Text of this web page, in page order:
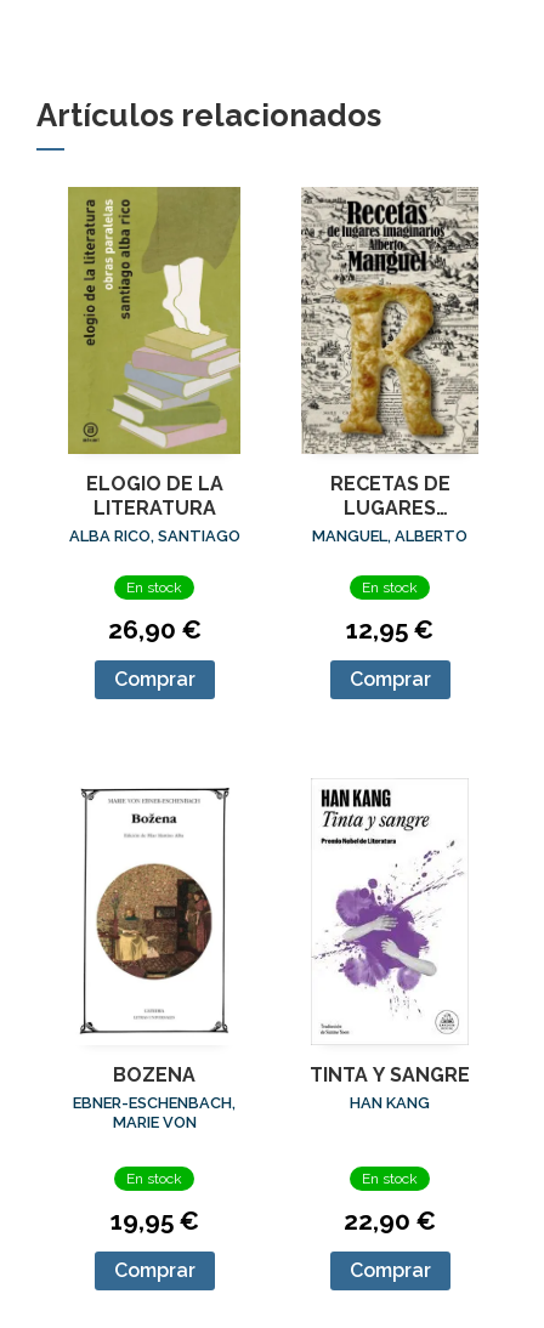
Artículos relacionados
ELOGIO DE LA
LITERATURA
ALBA RICO, SANTIAGO
En stock
26,90 €
Comprar
RECETAS DE
LUGARES
IMAGINARIOS
MANGUEL, ALBERTO
En stock
12,95 €
Comprar
BOZENA
EBNER-ESCHENBACH,
MARIE VON
En stock
19,95 €
Comprar
TINTA Y SANGRE
HAN KANG
En stock
22,90 €
Comprar